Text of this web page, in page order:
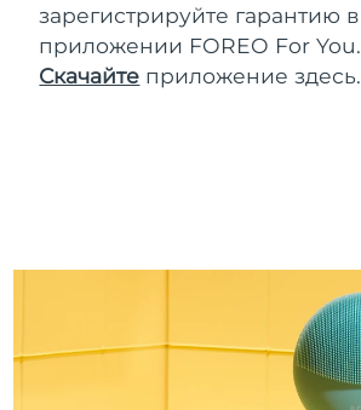
зарегистрируйте гарантию в
приложении FOREO For You.
Скачайте приложение здесь.